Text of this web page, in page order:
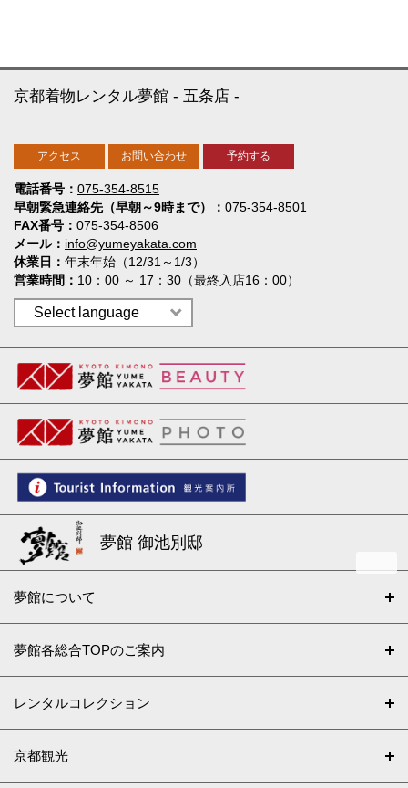
電話番号
075-354-8515
早朝緊急連絡先（早朝～9時まで）
075-354-8501
FAX番号
075-354-8506
メール
info@yumeyakata.com
休業日
年末年始（12/31～1/3）
営業時間
10：00 ～ 17：30（最終入店16：00）
京都着物レンタル夢館 五条店
アクセス お問い合わせ 予約する
夢館 御池別邸
夢館について
夢館各総合TOPのご案内
レンタルコレクション
京都観光